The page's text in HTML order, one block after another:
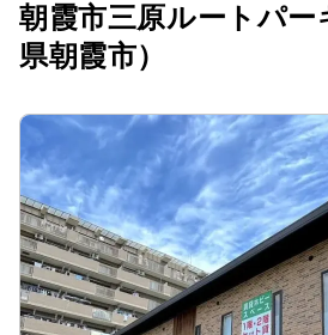
朝霞市三原ルートパー
県朝霞市）